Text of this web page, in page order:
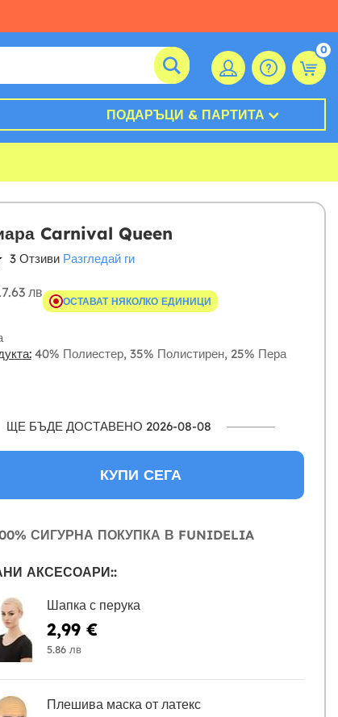
0
ПОДАРЪЦИ & ПАРТИТА
Carnival Queen
3 Отзиви Разгледай ги
лв
ОСТАВАТ НЯКОЛКО ЕДИНИЦИ
40% Полиестер, 35% Полистирен, 25% Пера
ЩЕ БЪДЕ ДОСТАВЕНО 2026-08-08
КУПИ СЕГА
СИГУРНА ПОКУПКА В FUNIDELIA
АКСЕСОАРИ::
Шапка с перука
2,99 €
5.86 лв
Плешива маска от латекс